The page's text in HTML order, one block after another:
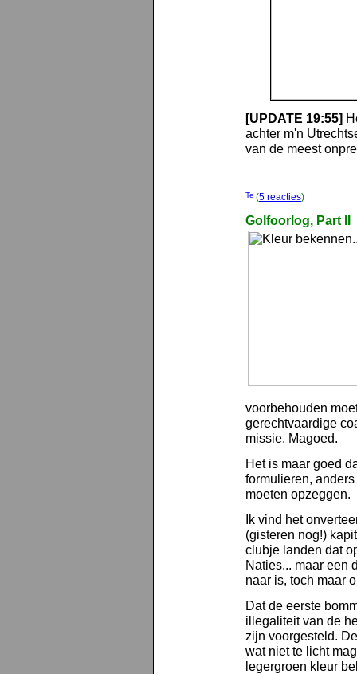
[UPDATE 19:55]
achter m'n
van de meest
(5 reacties)
Golfoorlog, Part II
voorbehouden
gerechtvaardige
missie. Magoed.
Het is maar goed
formulieren,
moeten opzeggen.
Ik vind het
(gisteren nog!)
clubje landen dat
Naties... maar een
naar is, toch maar
Dat de eerste
illegaliteit van de
zijn voorgesteld.
wat niet te licht
legergroen kleur